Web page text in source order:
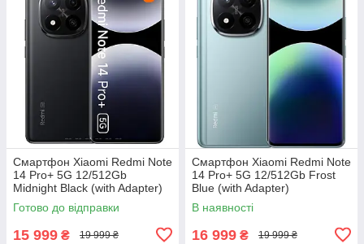
Смартфон Xiaomi Redmi Note
14 Pro+ 5G 12/512Gb
Midnight Black (with Adapter)
Готово до відправки
15 999 ₴ 19 999 ₴
Смартфон Xiaomi Redmi Note
14 Pro+ 5G 12/512Gb Frost
Blue (with Adapter)
В наявності
16 999 ₴ 19 999 ₴